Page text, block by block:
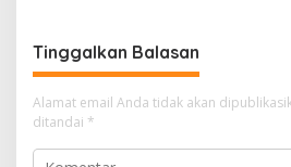
Tinggalkan Balasan
Alamat email Anda tidak akan
ditandai *